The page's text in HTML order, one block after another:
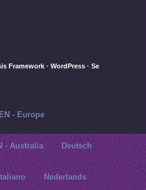
Framework · WordPress · Se
EN - Europe
- Australia Deutsch
Italiano Nederlands